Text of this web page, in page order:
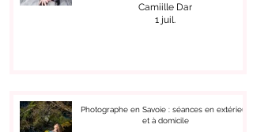
Camiille Dar
1 juil.
Photographe en Savoie : séances en extérieur
et à domicile